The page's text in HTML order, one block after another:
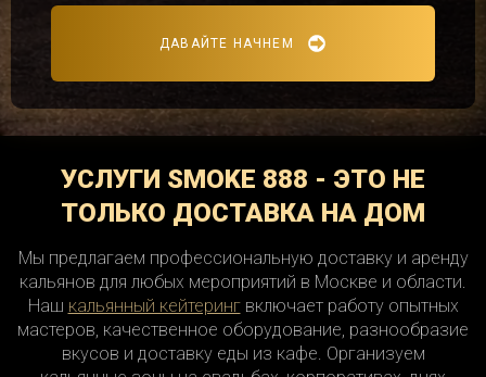
ДАВАЙТЕ НАЧНЕМ
УСЛУГИ SMOKE 888 - ЭТО НЕ
ТОЛЬКО ДОСТАВКА НА ДОМ
Мы предлагаем профессиональную доставку и аренду
кальянов для любых мероприятий в Москве и области.
Наш кальянный кейтерингвключает работу опытных
мастеров, качественное оборудование, разнообразие
вкусов и доставку еды из кафе. Организуем